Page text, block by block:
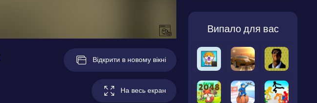
Відкрити в новому вікні
На весь екран
Випало для вас